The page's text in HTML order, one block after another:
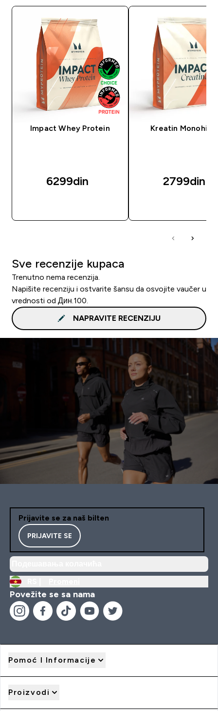
Impact Whey Protein
6299din‎
Kreatin
2799din‎
Sve recenzije kupaca
Trenutno nema recenzija.
Napišite recenziju i ostvarite šansu da osvojite vaučer u
vrednosti od Дин.100.
NAPRAVITE RECENZIJU
Prijavite se za naš bilten
PRIJAVITE SE
Povežite se sa nama
Pomoć I Informacije
Proizvodi